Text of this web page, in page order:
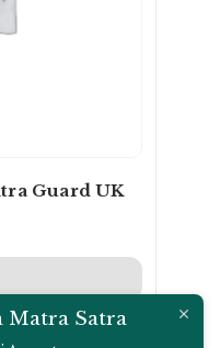
Guard UK
Matra Satra